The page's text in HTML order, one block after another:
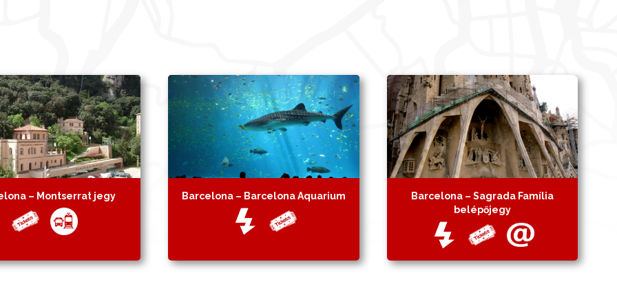
– Montserrat jegy Barcelona – Barcelona Aquarium
Barcelona – Sagrada Família
belépőjegy